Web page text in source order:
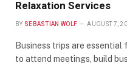
Relaxation Services
BY SEBASTIAN WOLF AUGUST 7,
Business trips are essential
to attend meetings, build